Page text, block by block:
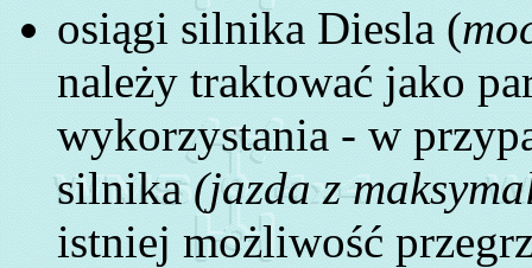
osiągi silnika Diesla (
należy traktować jako
wykorzystania - w
silnika(jazda z
istniej możliwość